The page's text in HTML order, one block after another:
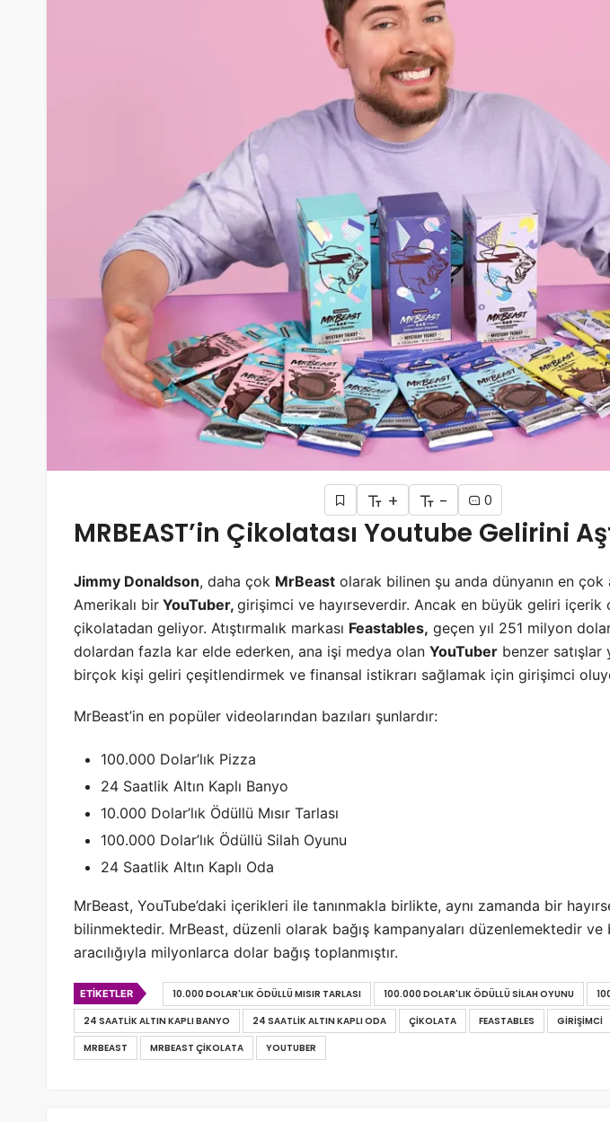
+ - 0
MRBEAST’in Çikolatası Youtube Gelirini
Jimmy Donaldson, daha çok MrBeast olarak bilinen şu anda dünyanın en çok
Amerikalı bir YouTuber, girişimci ve hayırseverdir. Ancak en büyük geliri içerik
çikolatadan geliyor. Atıştırmalık markası Feastables, geçen yıl 251 milyon
dolardan fazla kar elde ederken, ana işi medya olan YouTuber benzer satışlar
birçok kişi geliri çeşitlendirmek ve finansal istikrarı sağlamak için girişimci
MrBeast’in en popüler videolarından bazıları şunlardır:
100.000 Dolar’lık Pizza
24 Saatlik Altın Kaplı Banyo
10.000 Dolar’lık Ödüllü Mısır Tarlası
100.000 Dolar’lık Ödüllü Silah Oyunu
24 Saatlik Altın Kaplı Oda
MrBeast, YouTube’daki içerikleri ile tanınmakla birlikte, aynı zamanda bir
bilinmektedir. MrBeast, düzenli olarak bağış kampanyaları düzenlemektedir ve
aracılığıyla milyonlarca dolar bağış toplanmıştır.
ETIKETLER 10.000 DOLAR'LIK ÖDÜLLÜ MISIR TARLASI 100.000 DOLAR'LIK ÖDÜLLÜ SILAH OYUNU
24 SAATLIK ALTIN KAPLI BANYO
24 SAATLIK ALTIN KAPLI ODA ÇIKOLATA FEASTABLES GIRIŞIMCI
MRBEAST
MRBEAST ÇIKOLATA YOUTUBER